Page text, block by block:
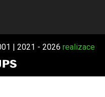
| 2021 - 2026 realizace